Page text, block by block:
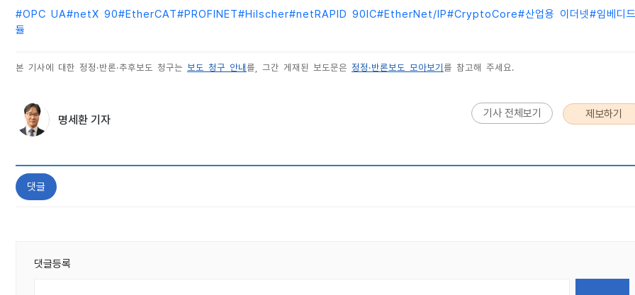
#OPC UA#netX 90#EtherCAT#PROFINET#Hilscher#netRAPID 90IC#EtherNet/IP#CryptoCore#산업용 이더넷#임베디
듈
본 기사에 대한 정정·반론·추후보도 청구는 보도 청구 안내를, 그간 게재된 보도문은 정정·반론보도 모아보기를 참고해 주세요.
명세환 기자 기사 전체보기 제보하기
댓글
댓글등록